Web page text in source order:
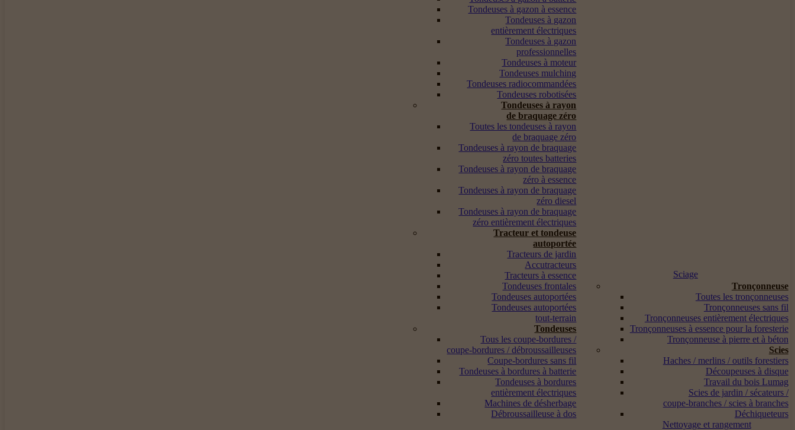
Tondeuses à gazon à essence
Tondeuses à gazon
entièrement électriques
Tondeuses à gazon
professionnelles
Tondeuses à moteur
Tondeuses mulching
Tondeuses radiocommandées
Tondeuses robotisées
Tondeuses à rayon
de braquage zéro
Toutes les tondeuses à rayon
de braquage zéro
Tondeuses à rayon de braquage
zéro toutes batteries
Tondeuses à rayon de braquage
zéro à essence
Tondeuses à rayon de braquage
zéro diesel
Tondeuses à rayon de braquage
zéro entièrement électriques
Tracteur et tondeuse
autoportée
Tracteurs de jardin
Accutracteurs
Tracteurs à essence
Tondeuses frontales
Tondeuses autoportées
Tondeuses autoportées
tout-terrain
Tondeuses
Tous les coupe-bordures /
coupe-bordures / débroussailleuses
Coupe-bordures sans fil
Tondeuses à bordures à batterie
Tondeuses à bordures
entièrement électriques
Machines de désherbage
Débroussailleuse à dos
Sciage
Tronçonneuse
Toutes les tronçonneuses
Tronçonneuses sans fil
Tronçonneuses entièrement électriques
Tronçonneuses à essence pour la foresterie
Tronçonneuse à pierre et à béton
Scies
Haches / merlins / outils forestiers
Découpeuses à disque
Travail du bois Lumag
Scies de jardin / sécateurs /
coupe-branches / scies à branches
Déchiqueteurs
Nettoyage et rangement